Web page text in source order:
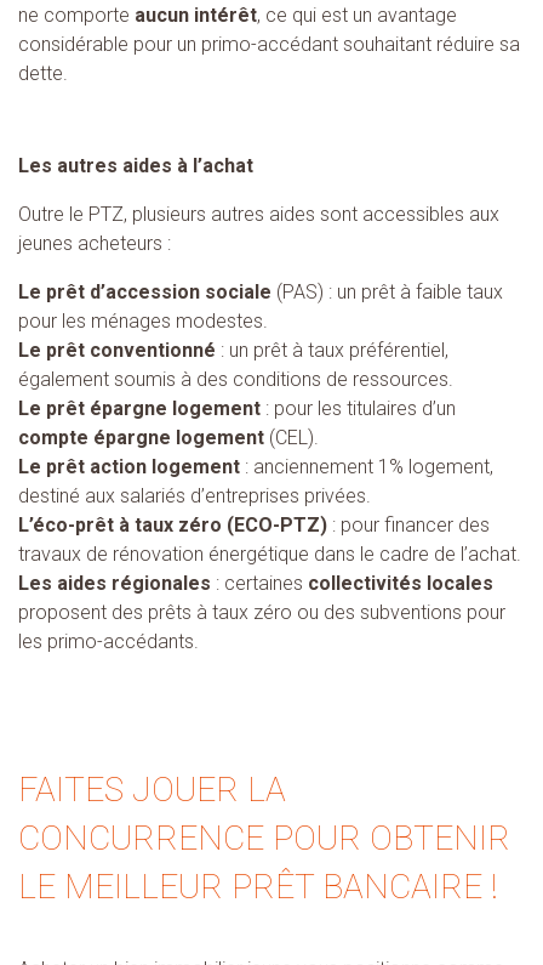
ne comporte aucun intérêt, ce qui est un avantage
considérable pour un primo-accédant souhaitant réduire sa
dette.
Les autres aides à l’achat
Outre le PTZ, plusieurs autres aides sont accessibles aux
jeunes acheteurs :
Le prêt d’accession sociale (PAS) : un prêt à faible taux
pour les ménages modestes.
Le prêt conventionné : un prêt à taux préférentiel,
également soumis à des conditions de ressources.
Le prêt épargne logement : pour les titulaires d’un
compte épargne logement (CEL).
Le prêt action logement : anciennement 1% logement,
destiné aux salariés d’entreprises privées.
L’éco-prêt à taux zéro (ECO-PTZ) : pour financer des
travaux de rénovation énergétique dans le cadre de l’achat.
Les aides régionales : certaines collectivités locales
proposent des prêts à taux zéro ou des subventions pour
les primo-accédants.
FAITES JOUER LA
CONCURRENCE POUR OBTENIR
LE MEILLEUR PRÊT BANCAIRE !